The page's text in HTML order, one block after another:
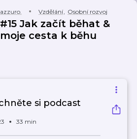
azzuro. Vzdělání, Osobní rozvoj
#15 Jak začít běhat &
moje cesta k běhu
si podcast
33 min